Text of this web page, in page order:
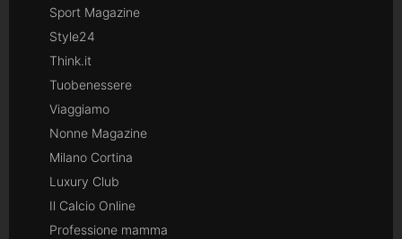
Sport Magazine
Style24
Think.it
Tuobenessere
Viaggiamo
Nonne Magazine
Milano Cortina
Luxury Club
Il Calcio Online
Professione mamma